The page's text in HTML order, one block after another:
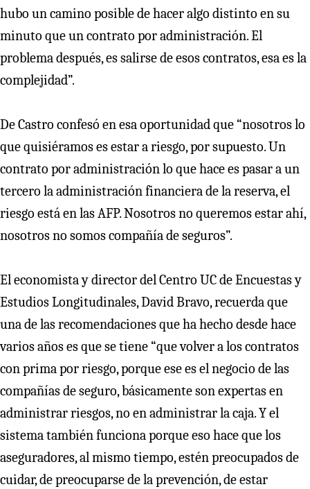
hubo un camino posible de hacer algo distinto en su
minuto que un contrato por administración. El
problema después, es salirse de esos contratos, esa es la
complejidad”.
De Castro confesó en esa oportunidad que “nosotros lo
que quisiéramos es estar a riesgo, por supuesto. Un
contrato por administración lo que hace es pasar a un
tercero la administración financiera de la reserva, el
riesgo está en las AFP. Nosotros no queremos estar ahí,
nosotros no somos compañía de seguros”.
El economista y director del Centro UC de Encuestas y
Estudios Longitudinales, David Bravo, recuerda que
una de las recomendaciones que ha hecho desde hace
varios años es que se tiene “que volver a los contratos
con prima por riesgo, porque ese es el negocio de las
compañías de seguro, básicamente son expertas en
administrar riesgos, no en administrar la caja. Y el
sistema también funciona porque eso hace que los
aseguradores, al mismo tiempo, estén preocupados de
cuidar, de preocuparse de la prevención, de estar